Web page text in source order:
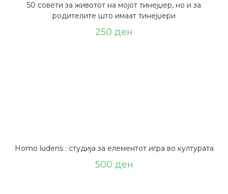
50 совети за животот на мојот тинејџер, но и за
родителите што имаат тинејџери
250 ден
Homo ludens : студија за елементот игра во културата
500 ден